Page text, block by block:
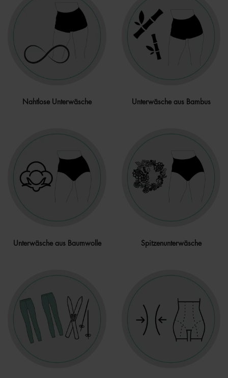
Nahtlose Unterwäsche Unterwäsche aus Bambus
Unterwäsche aus Baumwolle Spitzenunterwäsche